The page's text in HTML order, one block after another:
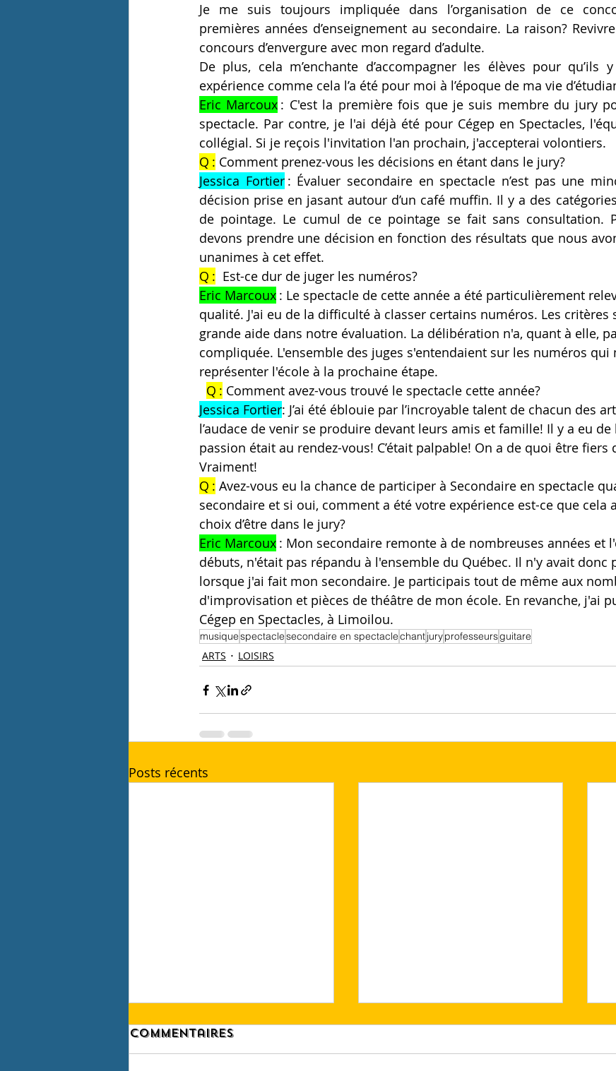
Je me suis toujours impliquée dans l’organisation de ce
premières années d’enseignement au secondaire. La raison?
concours d’envergure avec mon regard d’adulte.
De plus, cela m’enchante d’accompagner les élèves pour qu’ils
expérience comme cela l’a été pour moi à l’époque de ma vie
Eric Marcoux : C'est la première fois que je suis membre du jury
spectacle. Par contre, je l'ai déjà été pour Cégep en Spectacles,
collégial. Si je reçois l'invitation l'an prochain, j'accepterai volontiers.
Q : Comment prenez-vous les décisions en étant dans le jury?
Jessica Fortier : Évaluer secondaire en spectacle n’est pas une
décision prise en jasant autour d’un café muffin. Il y a des
de pointage. Le cumul de ce pointage se fait sans consultation.
devons prendre une décision en fonction des résultats que nous
unanimes à cet effet.
Q : Est-ce dur de juger les numéros?
Eric Marcoux : Le spectacle de cette année a été particulièrement
qualité. J'ai eu de la difficulté à classer certains numéros. Les critères
grande aide dans notre évaluation. La délibération n'a, quant à elle,
compliquée. L'ensemble des juges s'entendaient sur les numéros
représenter l'école à la prochaine étape.
Q : Comment avez-vous trouvé le spectacle cette année?
Jessica Fortier: J’ai été éblouie par l’incroyable talent de chacun des
l’audace de venir se produire devant leurs amis et famille! Il y a eu de
passion était au rendez-vous! C’était palpable! On a de quoi être fiers
Vraiment!
Q : Avez-vous eu la chance de participer à Secondaire en spectacle
secondaire et si oui, comment a été votre expérience est-ce que cela
choix d’être dans le jury?
Eric Marcoux : Mon secondaire remonte à de nombreuses années et
débuts, n'était pas répandu à l'ensemble du Québec. Il n'y avait donc
lorsque j'ai fait mon secondaire. Je participais tout de même aux
d'improvisation et pièces de théâtre de mon école. En revanche, j'ai
Cégep en Spectacles, à Limoilou.
musiquespectaclesecondaire en spectaclechantjuryprofesseursguitare
ARTS LOISIRS
Posts récents
Commentaires